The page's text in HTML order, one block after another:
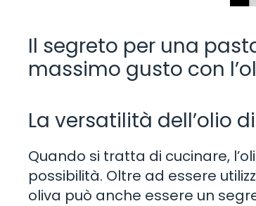
Il segreto per una
massimo gusto con
La versatilità dell’olio
Quando si tratta di cucinare,
possibilità. Oltre ad essere
oliva può anche essere un